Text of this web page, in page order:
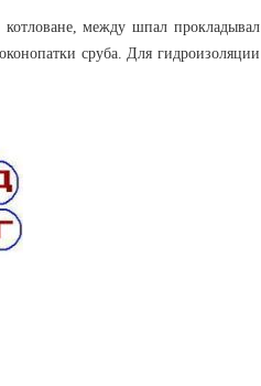
между шпал прокладывал
сруба. Для гидроизоляции